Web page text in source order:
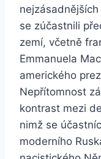
se zúčastnili
zemí, včetně
Emmanuela
amerického
Nepřítomnost
kontrast mezi
nimž se
moderního